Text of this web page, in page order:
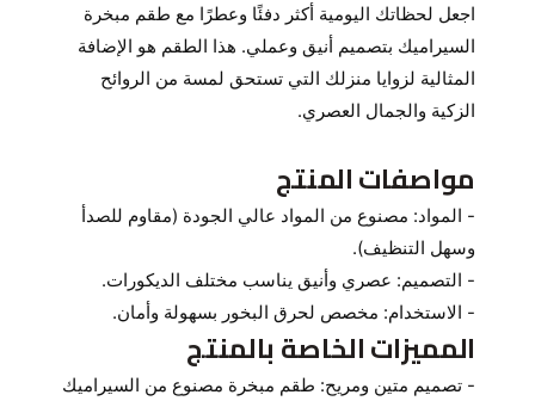
اجعل لحظاتك اليومية أكثر دفئًا وعطرًا مع طقم مبخرة
السيراميك بتصميم أنيق وعملي. هذا الطقم هو الإضافة
المثالية لزوايا منزلك التي تستحق لمسة من الروائح
الزكية والجمال العصري.
مواصفات المنتج
- المواد: مصنوع من المواد عالي الجودة (مقاوم للصدأ
وسهل التنظيف).
- التصميم: عصري وأنيق يناسب مختلف الديكورات.
- الاستخدام: مخصص لحرق البخور بسهولة وأمان.
المميزات الخاصة بالمنتج
- تصميم متين ومريح: طقم مبخرة مصنوع من السيراميك